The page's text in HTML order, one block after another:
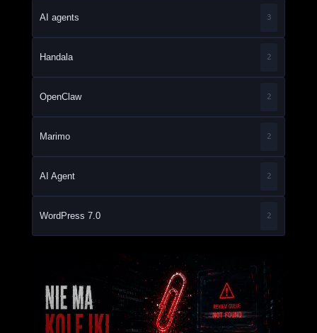
AI agents 3
Handala 2
OpenClaw 2
Marimo 2
AI Agent 2
WordPress 7.0 2